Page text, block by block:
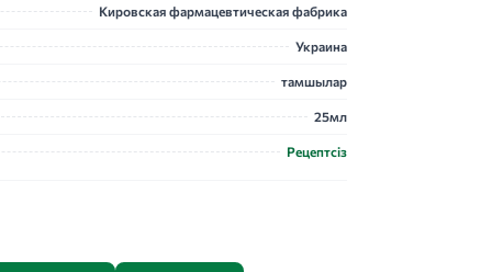
Кировская фармацевтическая фабрика
Украина
тамшылар
25мл
Рецептсіз